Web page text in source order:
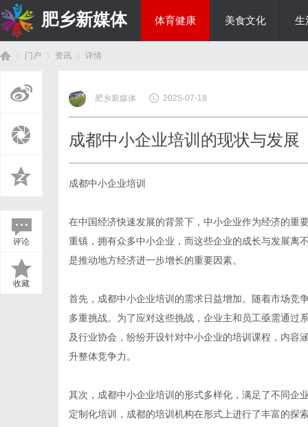
肥乡新媒体 体育健康 美食文化 生
门户 资讯
›
详情
评论
收藏
肥乡新媒体 2025-07-18
成都中小企业培训的现状与发展
成都中小企业培训
在中国经济快速发展的背景下，中小企业作为经济的重
重镇，拥有众多中小企业，而这些企业的成长与发展离
是推动地方经济进一步增长的重要因素。
首先，成都中小企业培训的需求日益增加。随着市场竞
多重挑战。为了应对这些挑战，企业主和员工亟需通过
及行业协会，纷纷开设针对中小企业的培训课程，内容
升整体竞争力。
其次，成都中小企业培训的形式多样化，满足了不同企
定制化培训，成都的培训机构在形式上进行了丰富的探